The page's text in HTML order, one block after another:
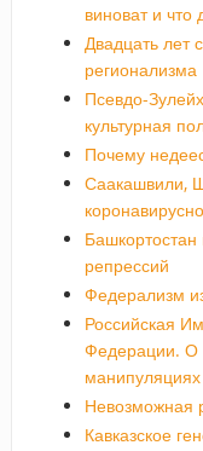
виноват и что
Двадцать лет
регионализма
Псевдо-
культурная
Почему
Саакашвили,
репрессий
Федерализм
Российская
Федерации. О
Невозможная
Кавказское